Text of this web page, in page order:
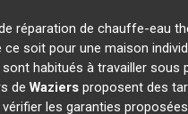
réparation de chauffe-eau
soit pour une maison
sont habitués à travailler sous
de Waziers proposent des
les garanties